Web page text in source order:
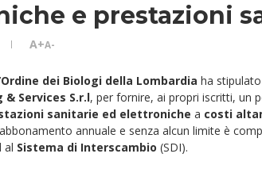
e prestazioni
A+A-
Ordine dei Biologi della Lombardia ha
Services S.r.l, per fornire, ai propri iscritti, un
sanitarie ed elettroniche a costi
annuale e senza alcun limite è
al Sistema di Interscambio (SDI).